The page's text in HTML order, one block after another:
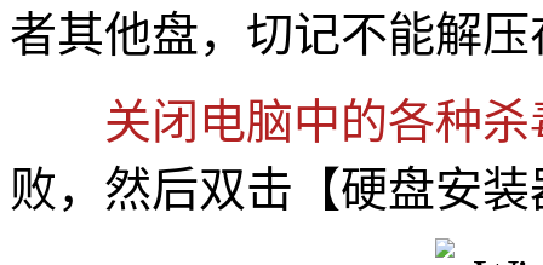
者其他盘，切记不能解
关闭电脑中的各种
败，然后双击【硬盘安装